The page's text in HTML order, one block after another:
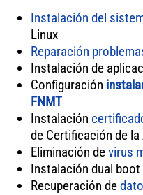
Instalación del
Linux
Reparación
Instalación de
Configuración
FNMT
Instalación
de Certificación de la
Eliminación devirus
Instalación dual
Recuperación de